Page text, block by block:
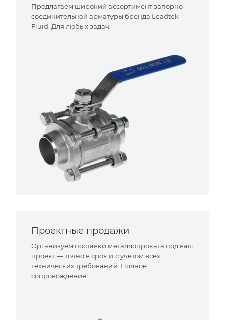
Предлагаем широкий ассортимент запорно-
соединительной арматуры бренда Leadtek
Fluid. Для любых задач.
Проектные продажи
Организуем поставки металлопроката под ваш
проект — точно в срок и с учётом всех
технических требований. Полное
сопровождение!